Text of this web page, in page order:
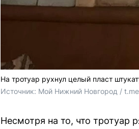
На тротуар рухнул целый пласт
Источник: Мой Нижний Новгород / t.me
Несмотря на то, что